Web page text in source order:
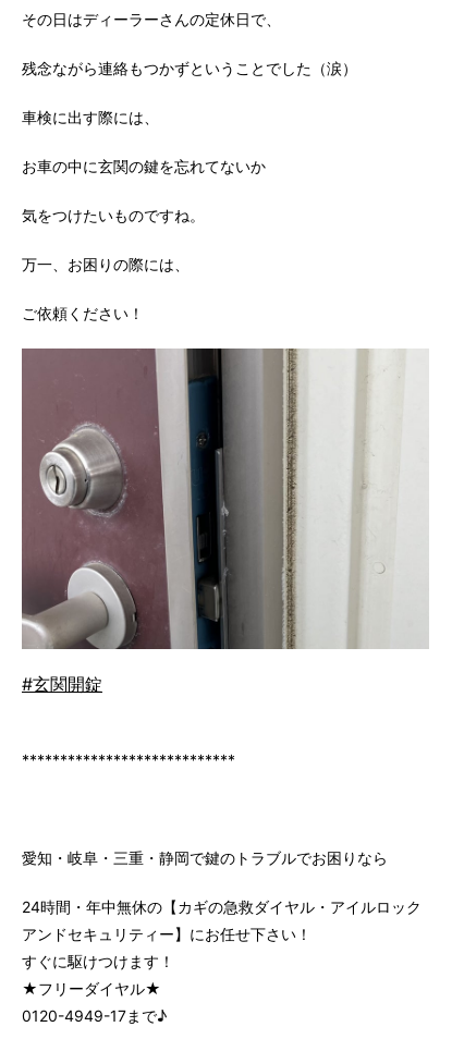
その日はディーラーさんの定休日で、
残念ながら連絡もつかずということでした（涙）
車検に出す際には、
お車の中に玄関の鍵を忘れてないか
気をつけたいものですね。
万一、お困りの際には、
ご依頼ください！
#玄関開錠
****************************
愛知・岐阜・三重・静岡で鍵のトラブルでお困りなら
24時間・年中無休の【カギの急救ダイヤル・アイルロック
アンドセキュリティー】にお任せ下さい！
すぐに駆けつけます！
★フリーダイヤル★
0120-4949-17まで♪